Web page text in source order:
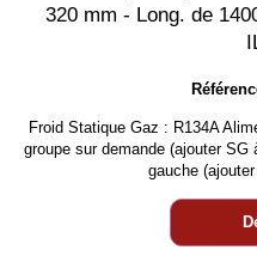
320 mm - Long. de
Froid Statique Gaz : R134A
groupe sur demande (ajouter
gauche